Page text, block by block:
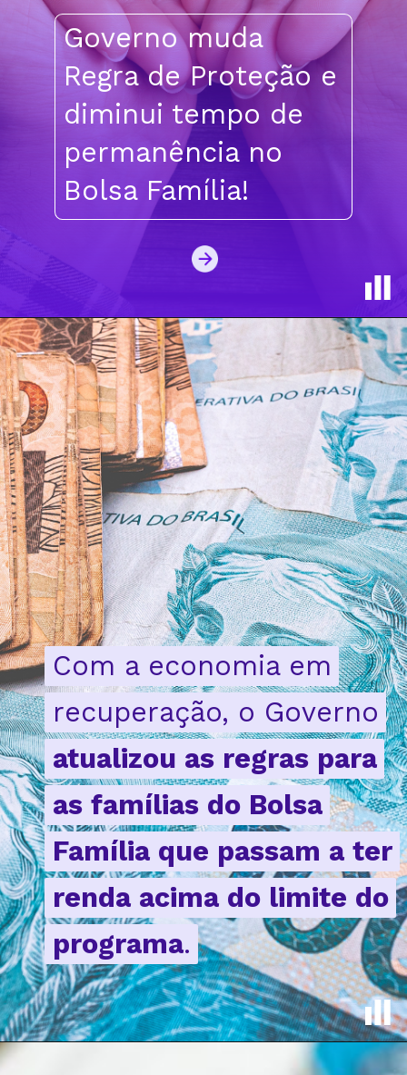
Governo muda
Regra de Proteção e
diminui tempo de
permanência no
Bolsa Família!
Com a economia em
recuperação, o Governo
atualizou as regras para
as famílias do Bolsa
Família que passam a ter
renda acima do limite do
programa.
Com a economia em
recuperação, o Governo
atualizou as regras para
as famílias do Bolsa
Família que passam a ter
renda acima do limite do
programa.